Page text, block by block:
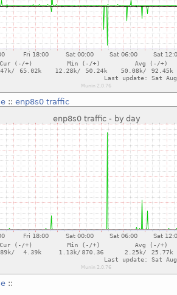
:: enp8s0 traffic
::